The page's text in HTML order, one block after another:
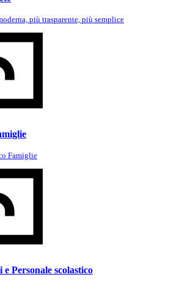
più trasparente, più semplice
Famiglie
Personale scolastico